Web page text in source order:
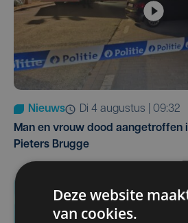
Nieuws
di 4 augustus | 09:32
Man en vrouw dood aangetroffen
Pieters Brugge
Deze website
van cookies.